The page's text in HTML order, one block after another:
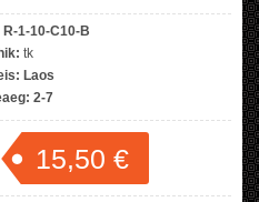
R-1-10-C10-B
tk
Laos
2-7
15,50 €